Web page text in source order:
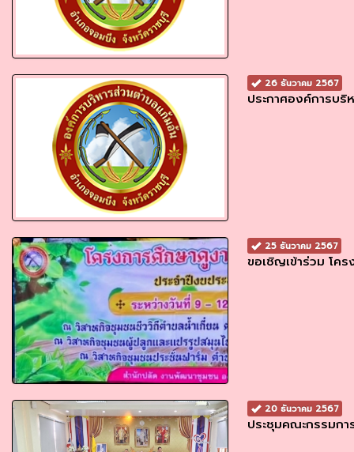
26 ธันวาคม 2567
ประกาศองค์การบ
25 ธันวาคม 2567
ขอเชิญเข้าร่วม โค
20 ธันวาคม 2567
ประชุมคณะกรรมก